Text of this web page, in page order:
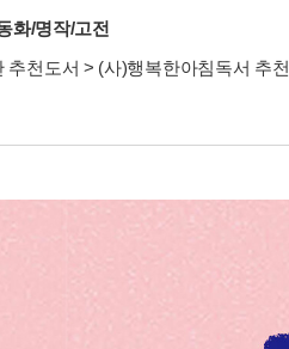
화/명작/고전
추천도서 > (사)행복한아침독서 추